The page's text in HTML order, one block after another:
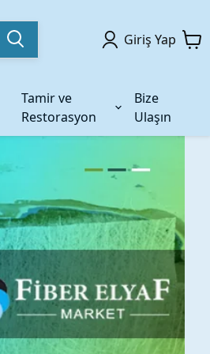
Giriş Yap
Glass Takviyeler
Ar Glass Elyaf
Tamir ve
Restorasyon
Bize
Ulaşın